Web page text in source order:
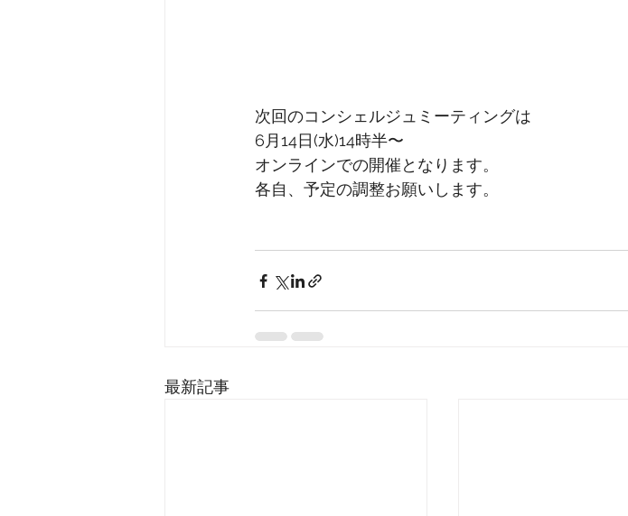
次回のコンシェルジュミーティングは
6月14日(水)14時半〜
オンラインでの開催となります。
各自、予定の調整お願いします。
最新記事